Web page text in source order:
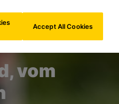
CH/DE
vom
Accept All Cookies